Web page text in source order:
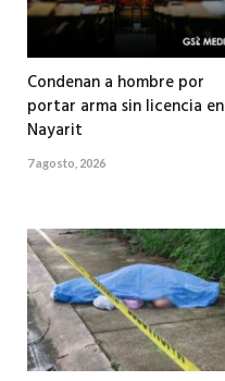
Condenan a hombre por
portar arma sin licencia en
Nayarit
7 agosto, 2026